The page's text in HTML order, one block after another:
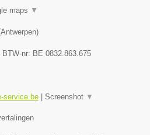
maps ▼
Antwerpen)
BTW-nr: BE 0832.863.675
service.be| Screenshot ▼